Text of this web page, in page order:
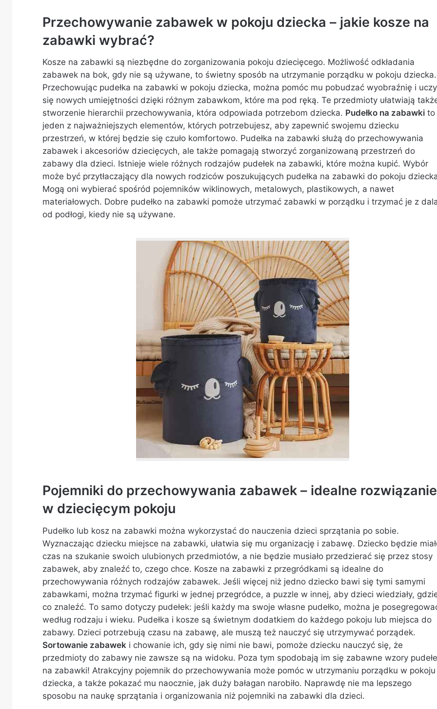
Przechowywanie zabawek w pokoju dziecka – jakie kosze na
zabawki wybrać?
Kosze na zabawki są niezbędne do zorganizowania pokoju dziecięcego. Możliwość odkładania
zabawek na bok, gdy nie są używane, to świetny sposób na utrzymanie porządku w pokoju dziecka.
Przechowując pudełka na zabawki w pokoju dziecka, można pomóc mu pobudzać wyobraźnię i
się nowych umiejętności dzięki różnym zabawkom, które ma pod ręką. Te przedmioty ułatwiają
stworzenie hierarchii przechowywania, która odpowiada potrzebom dziecka. Pudełko na zabawki to
jeden z najważniejszych elementów, których potrzebujesz, aby zapewnić swojemu dziecku
przestrzeń, w której będzie się czuło komfortowo. Pudełka na zabawki służą do przechowywania
zabawek i akcesoriów dziecięcych, ale także pomagają stworzyć zorganizowaną przestrzeń do
zabawy dla dzieci. Istnieje wiele różnych rodzajów pudełek na zabawki, które można kupić. Wybór
może być przytłaczający dla nowych rodziców poszukujących pudełka na zabawki do pokoju
Mogą oni wybierać spośród pojemników wiklinowych, metalowych, plastikowych, a nawet
materiałowych. Dobre pudełko na zabawki pomoże utrzymać zabawki w porządku i trzymać je z
od podłogi, kiedy nie są używane.
Pojemniki do przechowywania zabawek – idealne rozwiązanie
w dziecięcym pokoju
Pudełko lub kosz na zabawki można wykorzystać do nauczenia dzieci sprzątania po sobie.
Wyznaczając dziecku miejsce na zabawki, ułatwia się mu organizację i zabawę. Dziecko będzie
czas na szukanie swoich ulubionych przedmiotów, a nie będzie musiało przedzierać się przez stosy
zabawek, aby znaleźć to, czego chce. Kosze na zabawki z przegródkami są idealne do
przechowywania różnych rodzajów zabawek. Jeśli więcej niż jedno dziecko bawi się tymi samymi
zabawkami, można trzymać figurki w jednej przegródce, a puzzle w innej, aby dzieci wiedziały,
co znaleźć. To samo dotyczy pudełek: jeśli każdy ma swoje własne pudełko, można je
według rodzaju i wieku. Pudełka i kosze są świetnym dodatkiem do każdego pokoju lub miejsca do
zabawy. Dzieci potrzebują czasu na zabawę, ale muszą też nauczyć się utrzymywać porządek.
Sortowanie zabawek i chowanie ich, gdy się nimi nie bawi, pomoże dziecku nauczyć się, że
przedmioty do zabawy nie zawsze są na widoku. Poza tym spodobają im się zabawne wzory
na zabawki! Atrakcyjny pojemnik do przechowywania może pomóc w utrzymaniu porządku w pokoju
dziecka, a także pokazać mu naocznie, jak duży bałagan narobiło. Naprawdę nie ma lepszego
sposobu na naukę sprzątania i organizowania niż pojemniki na zabawki dla dzieci.